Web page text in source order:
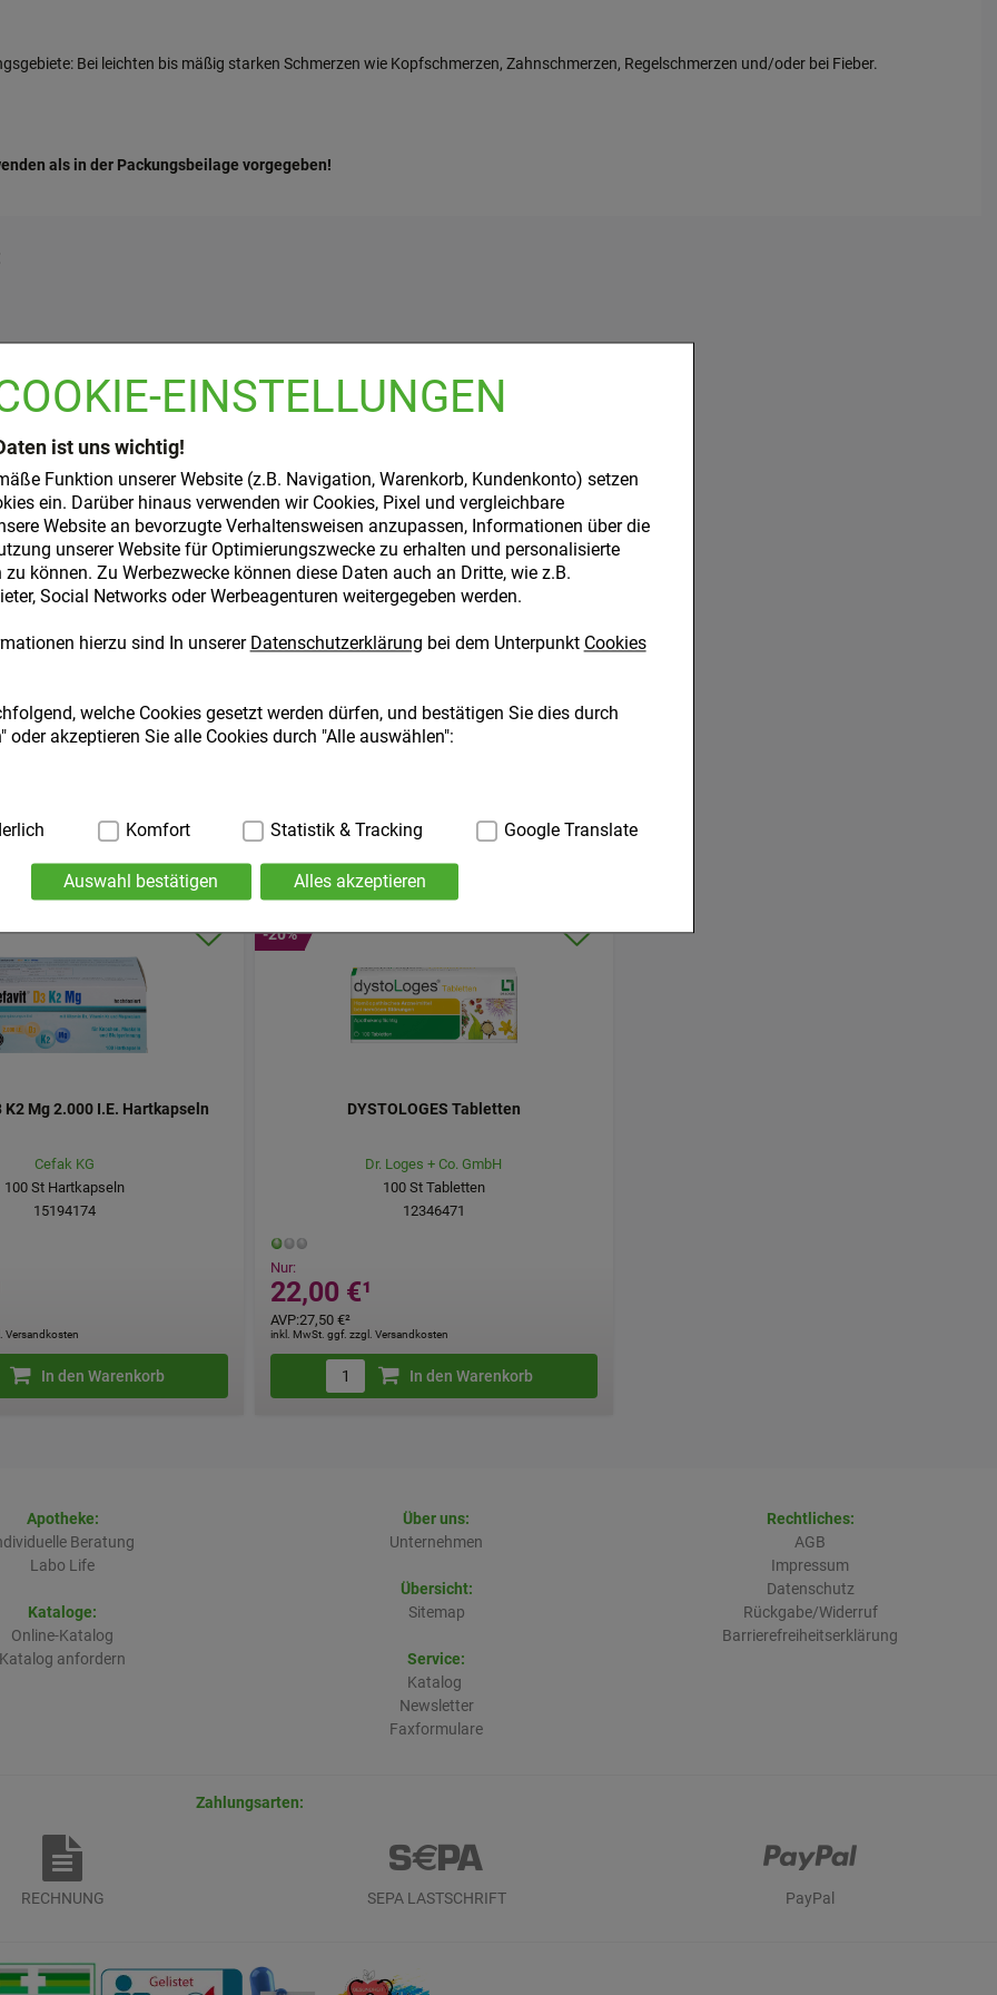
EINSTELLUNGEN
ist uns wichtig!
Funktion unserer Website (z.B. Navigation, Warenkorb, Kundenkonto) setzen
ein. Darüber hinaus verwenden wir Cookies, Pixel und vergleichbare
Website an bevorzugte Verhaltensweisen anzupassen, Informationen über die
unserer Website für Optimierungszwecke zu erhalten und personalisierte
können. Zu Werbezwecke können diese Daten auch an Dritte, wie z.B.
Social Networks oder Werbeagenturen weitergegeben werden.
hierzu sind In unserer Datenschutzerklärung bei dem Unterpunkt Cookies
welche Cookies gesetzt werden dürfen, und bestätigen Sie dies durch
oder akzeptieren Sie alle Cookies durch "Alle auswählen":
Hierbei handelt es sich um Cookies, die für die Grundfunktionen unserer Website
Wiedererkennung des Besuchers oder unsere Seite an bevorzugte
Spracheinstellung) anzupassen. Komfort-Cookies ermöglichen es uns auch auf
Inhalte anzuzeigen und unser Partnerprogramm zu betreiben.
Hierüber lassen sich Informationen über die Art und Weise der Nutzung unserer
hierfür teilweise an Dritte wie z.B. Google oder soziale Medien übertragen
Komfort Statistik & Tracking Google Translate
Auswahl bestätigen Alles akzeptieren
Bei leichten bis mäßig starken Schmerzen wie Kopfschmerzen, Zahnschmerzen, Regelschmerzen und/oder bei Fieber.
als in der Packungsbeilage vorgegeben!
SICH EBENFALLS FÜR FOLGENDE ARTIKEL ENTSCHIEDEN
K2 Mg 2.000 I.E. Hartkapseln
Cefak KG
100 St Hartkapseln
15194174
Versandkosten
In den Warenkorb
DYSTOLOGES Tabletten
Dr. Loges + Co. GmbH
100St Tabletten
12346471
Nur:
22,00 €¹
AVP:27,50 €²
inkl. MwSt. ggf. zzgl. Versandkosten
-20%
In den Warenkorb
Apotheke:
Beratung
Labo Life
Kataloge:
Online-Katalog
Katalog anfordern
Über uns:
Unternehmen
Übersicht:
Sitemap
Service:
Katalog
Newsletter
Faxformulare
Rechtliches:
AGB
Impressum
Datenschutz
Rückgabe/Widerruf
Barrierefreiheitserklärung
Zahlungsarten:
RECHNUNG SEPA LASTSCHRIFT PayPal